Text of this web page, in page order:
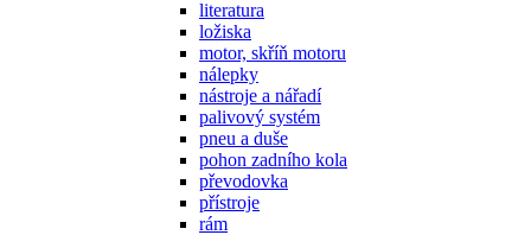
literatura
ložiska
motor, skříň motoru
nálepky
nástroje a nářadí
palivový systém
pneu a duše
pohon zadního kola
převodovka
přístroje
rám